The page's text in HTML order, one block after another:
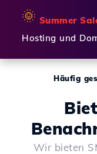
🌞 Summer
Hosting und
Häufig
Wir bieten